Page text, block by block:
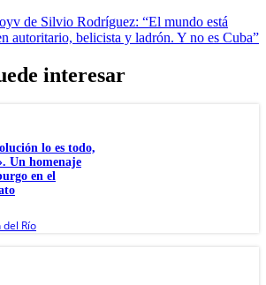
de Silvio Rodríguez: “El mundo está
autoritario, belicista y ladrón. Y no es Cuba”
interesar
lo es todo,
Un homenaje
en el
del Río